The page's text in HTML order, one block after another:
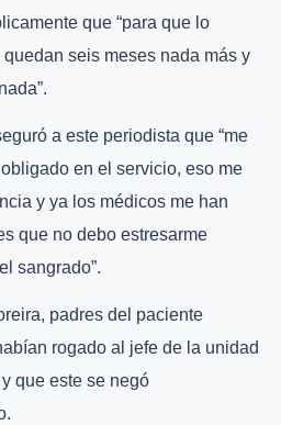
que “para que lo
seis meses nada más y
a este periodista que “me
en el servicio, eso me
y ya los médicos me han
que no debo estresarme
sangrado”.
padres del paciente
rogado al jefe de la unidad
que este se negó